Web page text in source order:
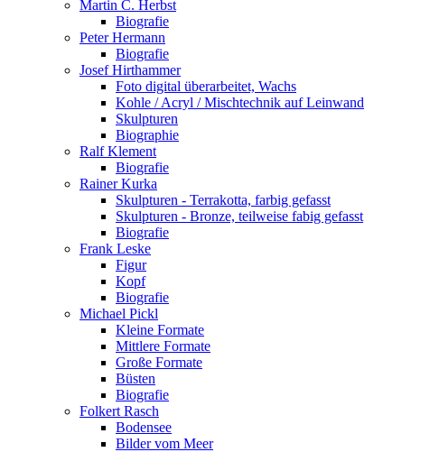
Martin C. Herbst
Biografie
Peter Hermann
Biografie
Josef Hirthammer
Foto digital überarbeitet, Wachs
Kohle / Acryl / Mischtechnik auf Leinwand
Skulpturen
Biographie
Ralf Klement
Biografie
Rainer Kurka
Skulpturen - Terrakotta, farbig gefasst
Skulpturen - Bronze, teilweise fabig gefasst
Biografie
Frank Leske
Figur
Kopf
Biografie
Michael Pickl
Kleine Formate
Mittlere Formate
Große Formate
Büsten
Biografie
Folkert Rasch
Bodensee
Bilder vom Meer